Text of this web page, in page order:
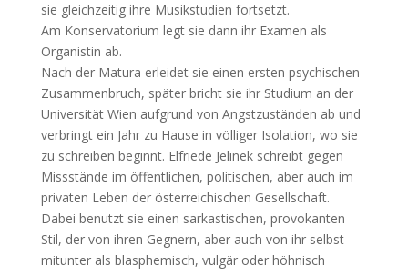
sie gleichzeitig ihre Musikstudien fortsetzt.
Am Konservatorium legt sie dann ihr Examen als
Organistin ab.
Nach der Matura erleidet sie einen ersten psychischen
Zusammenbruch, später bricht sie ihr Studium an der
Universität Wien aufgrund von Angstzuständen ab und
verbringt ein Jahr zu Hause in völliger Isolation, wo sie
zu schreiben beginnt. Elfriede Jelinek schreibt gegen
Missstände im öffentlichen, politischen, aber auch im
privaten Leben der österreichischen Gesellschaft.
Dabei benutzt sie einen sarkastischen, provokanten
Stil, der von ihren Gegnern, aber auch von ihr selbst
mitunter als blasphemisch, vulgär oder höhnisch